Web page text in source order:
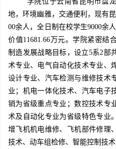
地，环境幽雅，交通便利，现有
00余人，全日制在校学生9000余
价值11681.66万元。学院紧密结
制造发展战略目标，设立5系2部
术专业、电气自动化技术专业、
设计专业、汽车检测与维修技术
业；机电一体化技术、汽车电子
销为省级重点专业；数控技术专
术及自动化专业为省级特色专业
增飞机机电维修、飞机部件修理
技术、动车组检修、智能控制技